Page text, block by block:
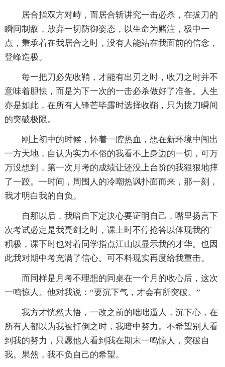
居合指双方对峙，而居合斩讲究一击必杀，在拔刀的
瞬间制敌，放弃一切防御姿态，以生命为赌注，极中一
点，秉承着在我居合之时，没有人能站在我面前的信念，
登峰造极。
每一把刀必先收鞘，才能有出刃之时，收刀之时并不
意味着胆怯，而是为下一次的一击必杀做好了准备。人生
亦是如此，在所有人锋芒毕露时选择收鞘，只为拔刀瞬间
的突破极限。
刚上初中的时候，怀着一腔热血，想在新环境中闯出
一方天地，自认为实力不俗的我看不上身边的一切，可万
万没想到，第一次月考的成绩让还没上台阶的我狠狠地摔
了一跤。一时间，周围人的冷嘲热讽扑面而来，那一刻，
我才明白我的自负。
自那以后，我暗自下定决心要证明自己，嘴里扬言下
次考试必定是我亮剑之时，课上时不停抢答以体现我的`
积极，课下时也对着同学指点江山以显示我的才华。也因
此我对期中考充满了信心。可不料现实再度给我重击。
而同样是月考不理想的同桌在一个月的收心后，这次
一鸣惊人。他对我说：“要沉下气，才会有所突破。”
我方才恍然大悟，一改之前的咄咄逼人，沉下心，在
所有人都以为我被打倒之时，我暗中努力。不希望别人看
到我的努力，只愿他人看到我在期末一鸣惊人，突破自
我。果然，我不负自己的希望。